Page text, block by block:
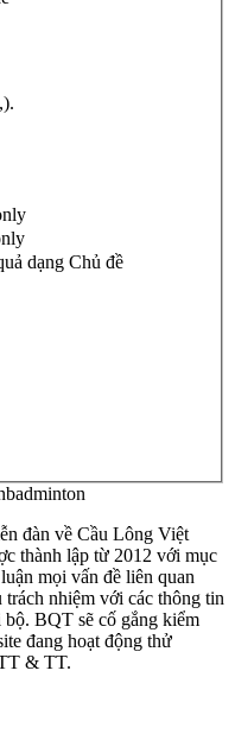
dạng Chủ đề
đàn về Cầu Lông Việt
thành lập từ 2012 với mục
mọi vấn đề liên quan
nhiệm với các thông tin
BQT sẽ cố gắng kiểm
đang hoạt động thử
& TT.